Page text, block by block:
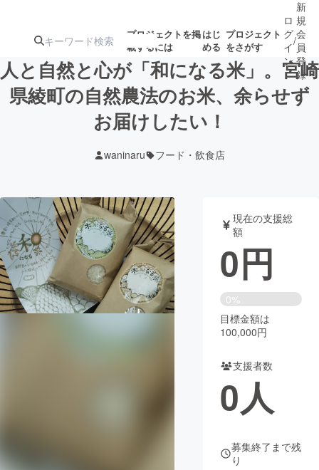
プロジェクトを掲
載するには
はじ
める
プロジェクト
をさがす
注目のリ 注目の新着プロ
ジェクト
募集終了が近いプ
テクノロジー・ガジェット
映像・映画 書籍・雑誌
ビジネス・起業 チャレンジ
CAMPFIRE Creation
コミュニティ
ロ
グ
イ
ン
/
新
規
会
員
登
録
人と自然と心が「和になる米」。宮崎
県綾町の自然農法のお米、余らせず
お届けしたい！
waninaru フード・飲食店
現在の支援総
額
0円
0%
目標金額は
100,000円
支援者数
0人
募集終了まで残
り